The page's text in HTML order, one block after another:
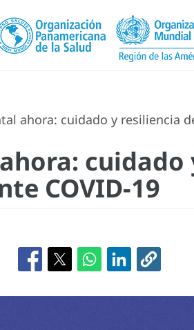
ahora: cuidado y resiliencia
COVID-19